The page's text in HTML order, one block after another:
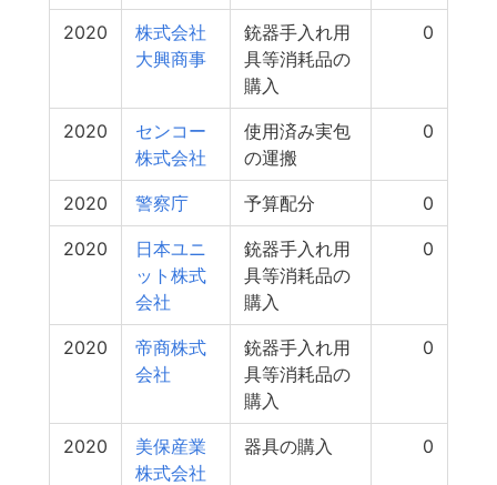
2020
株式会社
大興商事
銃器手入れ用
具等消耗品の
購入
0
2020
センコー
株式会社
使用済み実包
の運搬
0
2020 警察庁 予算配分 0
2020
日本ユニ
ット株式
会社
銃器手入れ用
具等消耗品の
購入
0
2020
帝商株式
会社
銃器手入れ用
具等消耗品の
購入
0
2020
美保産業
株式会社
器具の購入 0